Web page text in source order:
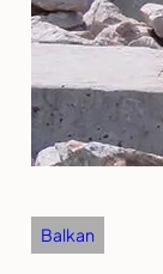
Balkan